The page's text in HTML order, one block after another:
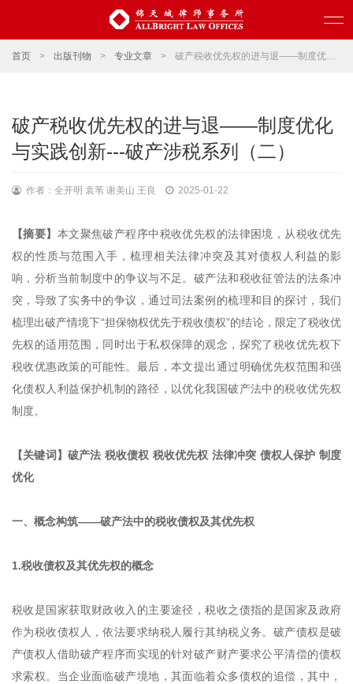
首页 > 出版刊物 > 专业文章 > 破产税收优先权的进与退——制度优化与实践创新---破产涉税系列（二）
破产税收优先权的进与退——制度优化
与实践创新---破产涉税系列（二）
作者：全开明 袁苇 谢美山 王良 2025-01-22
【摘要】 本文聚焦破产程序中税收优先权的法律困境，从税收优先
权的性质与范围入手，梳理相关法律冲突及其对债权人利益的影
响，分析当前制度中的争议与不足。破产法和税收征管法的法条冲
突，导致了实务中的争议，通过司法案例的梳理和目的探讨，我们
梳理出破产情境下“担保物权优先于税收债权”的结论，限定了税收优
先权的适用范围，同时出于私权保障的观念，探究了税收优先权下
税收优惠政策的可能性。最后，本文提出通过明确优先权范围和强
化债权人利益保护机制的路径，以优化我国破产法中的税收优先权
制度。
【关键词】破产法 税收债权 税收优先权 法律冲突 债权人保护 制度
优化
一、概念构筑——破产法中的税收债权及其优先权
1.税收债权及其优先权的概念
税收是国家获取财政收入的主要途径，税收之债指的是国家及政府
作为税收债权人，依法要求纳税人履行其纳税义务。破产债权是破
产债权人借助破产程序而实现的针对破产财产要求公平清偿的债权
求索权。当企业面临破产境地，其面临着众多债权的追偿，其中，